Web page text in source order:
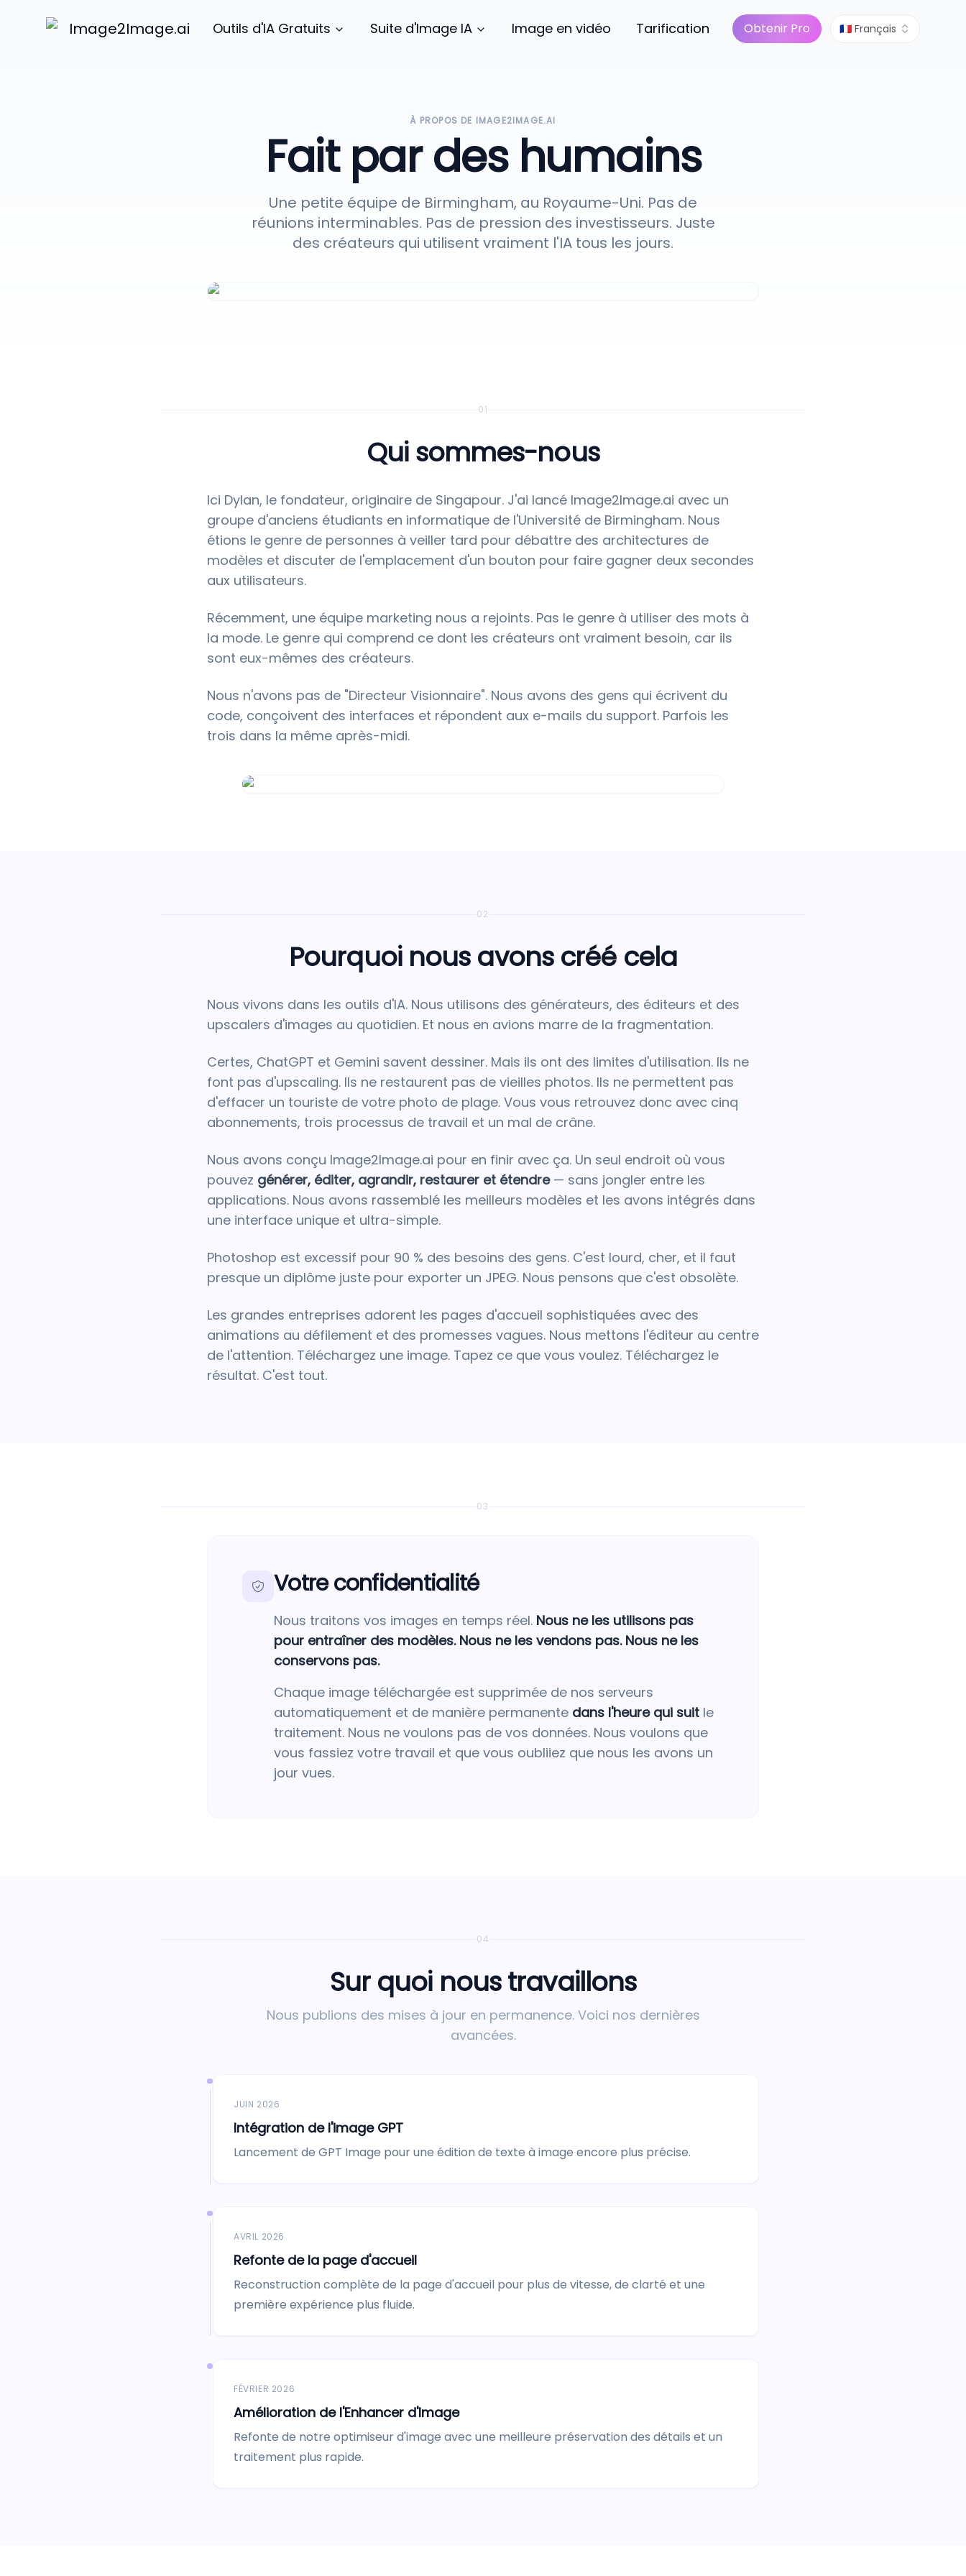
Image2Image.ai Outils d'IA Gratuits Suite d'Image IA Image en vidéo Tarification Obtenir Pro 🇫🇷 Français
À PROPOS DE IMAGE2IMAGE.AI
Fait par des humains
Une petite équipe de Birmingham, au Royaume-Uni. Pas de
réunions interminables. Pas de pression des investisseurs. Juste
des créateurs qui utilisent vraiment l'IA tous les jours.
01
Qui sommes-nous
Ici Dylan, le fondateur, originaire de Singapour. J'ai lancé Image2Image.ai avec un
groupe d'anciens étudiants en informatique de l'Université de Birmingham. Nous
étions le genre de personnes à veiller tard pour débattre des architectures de
modèles et discuter de l'emplacement d'un bouton pour faire gagner deux secondes
aux utilisateurs.
Récemment, une équipe marketing nous a rejoints. Pas le genre à utiliser des mots à
la mode. Le genre qui comprend ce dont les créateurs ont vraiment besoin, car ils
sont eux-mêmes des créateurs.
Nous n'avons pas de "Directeur Visionnaire". Nous avons des gens qui écrivent du
code, conçoivent des interfaces et répondent aux e-mails du support. Parfois les
trois dans la même après-midi.
02
Pourquoi nous avons créé cela
Nous vivons dans les outils d'IA. Nous utilisons des générateurs, des éditeurs et des
upscalers d'images au quotidien. Et nous en avions marre de la fragmentation.
Certes, ChatGPT et Gemini savent dessiner. Mais ils ont des limites d'utilisation. Ils ne
font pas d'upscaling. Ils ne restaurent pas de vieilles photos. Ils ne permettent pas
d'effacer un touriste de votre photo de plage. Vous vous retrouvez donc avec cinq
abonnements, trois processus de travail et un mal de crâne.
Nous avons conçu Image2Image.ai pour en finir avec ça. Un seul endroit où vous
pouvez générer, éditer, agrandir, restaurer et étendre — sans jongler entre les
applications. Nous avons rassemblé les meilleurs modèles et les avons intégrés dans
une interface unique et ultra-simple.
Photoshop est excessif pour 90 % des besoins des gens. C'est lourd, cher, et il faut
presque un diplôme juste pour exporter un JPEG. Nous pensons que c'est obsolète.
Les grandes entreprises adorent les pages d'accueil sophistiquées avec des
animations au défilement et des promesses vagues. Nous mettons l'éditeur au centre
de l'attention. Téléchargez une image. Tapez ce que vous voulez. Téléchargez le
résultat. C'est tout.
03
Votre confidentialité
Nous traitons vos images en temps réel. Nous ne les utilisons pas
pour entraîner des modèles. Nous ne les vendons pas. Nous ne les
conservons pas.
Chaque image téléchargée est supprimée de nos serveurs
automatiquement et de manière permanente dans l'heure qui suit le
traitement. Nous ne voulons pas de vos données. Nous voulons que
vous fassiez votre travail et que vous oubliiez que nous les avons un
jour vues.
04
Sur quoi nous travaillons
Nous publions des mises à jour en permanence. Voici nos dernières
avancées.
JUIN 2026
Intégration de l'image GPT
Lancement de GPT Image pour une édition de texte à image encore plus précise.
AVRIL 2026
Refonte de la page d'accueil
Reconstruction complète de la page d'accueil pour plus de vitesse, de clarté et une
première expérience plus fluide.
FÉVRIER 2026
Amélioration de l'Enhancer d'Image
Refonte de notre optimiseur d'image avec une meilleure préservation des détails et un
traitement plus rapide.